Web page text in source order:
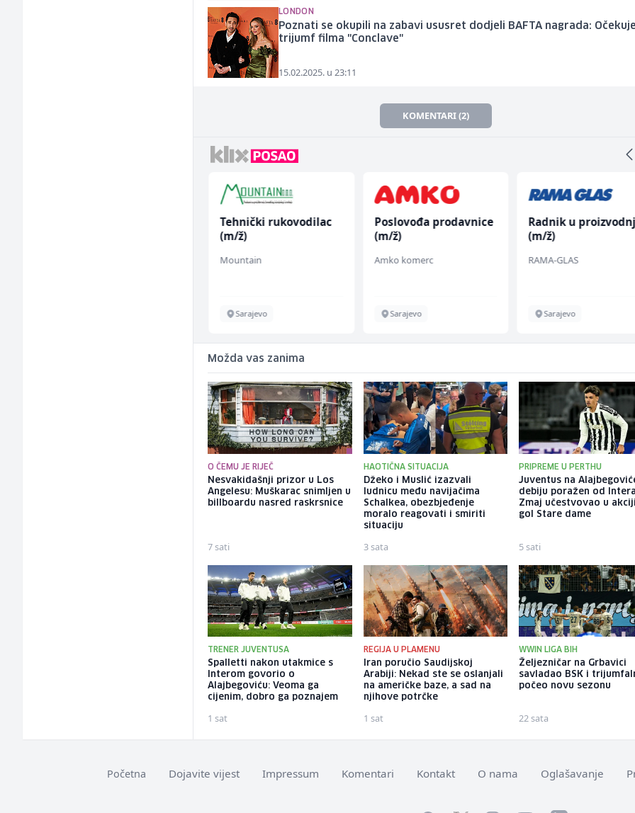
LONDON
Poznati se okupili na zabavi ususret dodjeli BAFTA nagrada:
trijumf filma "Conclave"
15.02.2025. u 23:11
KOMENTARI (2)
Tehnički rukovodilac
(m/ž)
Mountain
Sarajevo
Poslovođa prodavnice
(m/ž)
Amko komerc
Sarajevo
Radnik u
(m/ž)
RAMA-GLAS
Sarajevo
Možda vas zanima
O ČEMU JE RIJEČ
Nesvakidašnji prizor u Los
Angelesu: Muškarac snimljen u
billboardu nasred raskrsnice
7 sati
HAOTIČNA SITUACIJA
Džeko i Muslić izazvali
ludnicu među navijačima
Schalkea, obezbjeđenje
moralo reagovati i smiriti
situaciju
3 sata
PRIPREME U PERTHU
Juventus na
debiju poražen od
Zmaj učestvovao u
gol Stare dame
5 sati
TRENER JUVENTUSA
Spalletti nakon utakmice s
Interom govorio o
Alajbegoviću: Veoma ga
cijenim, dobro ga poznajem
1 sat
REGIJA U PLAMENU
Iran poručio Saudijskoj
Arabiji: Nekad ste se oslanjali
na američke baze, a sad na
njihove potrčke
1 sat
WWIN LIGA BIH
Željezničar na Grbavici
savladao BSK i
počeo novu sezonu
22 sata
Početna Dojavite vijest Impressum Komentari Kontakt O nama Oglašavanje